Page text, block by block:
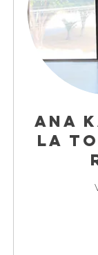
Ana
la